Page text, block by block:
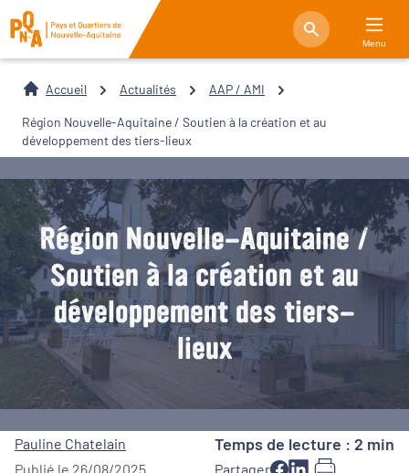
Menu
Accueil Actualités AAP / AMI
Région Nouvelle-Aquitaine / Soutien à la création et au
développement des tiers-lieux
Région Nouvelle-Aquitaine /
Soutien à la création et au
développement des tiers-
lieux
Pauline Chatelain
Publié le 26/08/2025
Temps de lecture : 2 min
Partager